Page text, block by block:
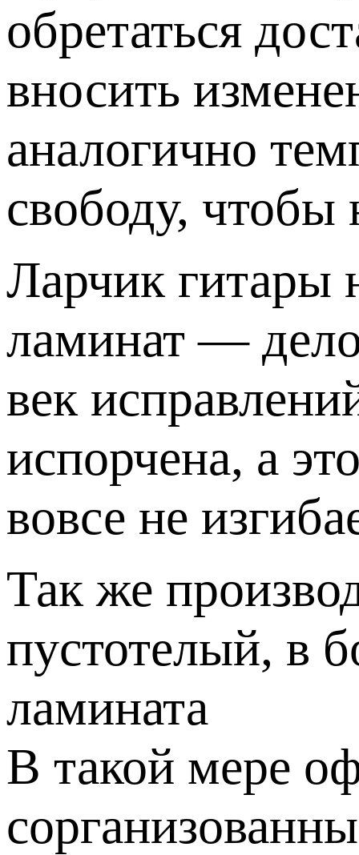
обретаться
вносить
аналогично
свободу, чтобы
Ларчик гитары
ламинат —
век
испорчена, а
вовсе не
Так же
пустотелый, в
ламината
В такой мере